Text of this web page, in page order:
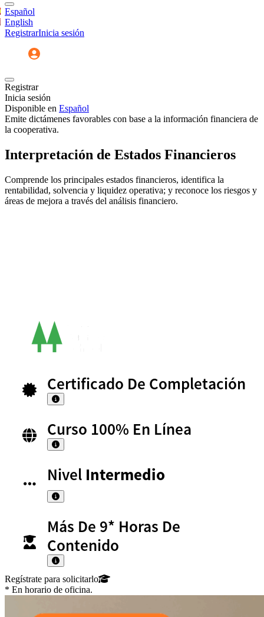
Español
English
RegistrarInicia sesión
Registrar
Inicia sesión
Disponible en Español
Emite dictámenes favorables con base a la información financiera de
la cooperativa.
Interpretación de Estados Financieros
Comprende los principales estados financieros, identifica la
rentabilidad, solvencia y liquidez operativa; y reconoce los riesgos y
áreas de mejora a través del análisis financiero.
Certificado De Completación
Curso 100% En Línea
Nivel Intermedio
Más De 9* Horas De
Contenido
Regístrate para solicitarlo
* En horario de oficina.